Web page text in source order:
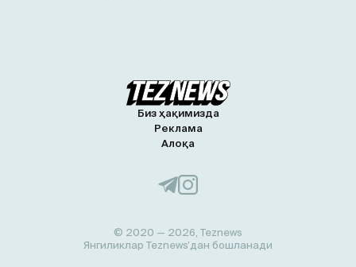
Биз ҳақимизда
Реклама
Алоқа
© 2020 — 2026, Teznews
Янгиликлар Teznews’дан бошланади